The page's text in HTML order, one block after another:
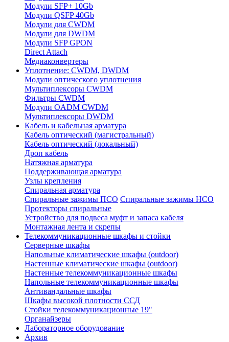
Модули SFP+ 10Gb
Модули QSFP 40Gb
Модули для CWDM
Модули для DWDM
Модули SFP GPON
Direct Attach
Медиаконвертеры
Уплотнение: CWDM, DWDM
Модули оптического уплотнения
Мультиплексоры CWDM
Фильтры CWDM
Модули OADM CWDM
Мультиплексоры DWDM
Кабель и кабельная арматура
Кабель оптический (магистральный)
Кабель оптический (локальный)
Дроп кабель
Натяжная арматура
Поддерживающая арматура
Узлы крепления
Спиральная арматура
Спиральные зажимы ПСО Спиральные зажимы НСО
Протекторы спиральные
Устройство для подвеса муфт и запаса кабеля
Монтажная лента и скрепы
Телекоммуникационные шкафы и стойки
Серверные шкафы
Напольные климатические шкафы (outdoor)
Настенные климатические шкафы (outdoor)
Настенные телекоммуникационные шкафы
Напольные телекоммуникационные шкафы
Антивандальные шкафы
Шкафы высокой плотности ССД
Стойки телекоммуникационные 19"
Органайзеры
Лабораторное оборудование
Архив